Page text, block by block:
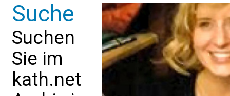
Suche
Suchen
Sie im
kath.net